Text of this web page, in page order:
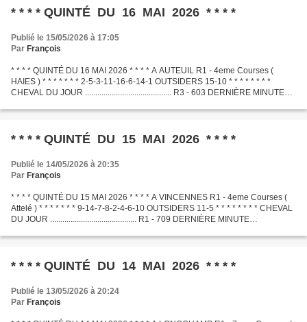
* * * * QUINTÉ DU 16 MAI 2026 * * * *
Publié le 15/05/2026 à 17:05
Par François
* * * * QUINTÉ DU 16 MAI 2026 * * * * A AUTEUIL R1 - 4eme Courses (
HAIES ) * * * * * * * 2-5-3-11-16-6-14-1 OUTSIDERS 15-10 * * * * * * * *
CHEVAL DU JOUR .......................................... R3 - 603 DERNIÈRE MINUTE
* * * * QUINTÉ DU 15 MAI 2026 * * * *
Publié le 14/05/2026 à 20:35
Par François
* * * * QUINTÉ DU 15 MAI 2026 * * * * A VINCENNES R1 - 4eme Courses (
Attelé ) * * * * * * * 9-14-7-8-2-4-6-10 OUTSIDERS 11-5 * * * * * * * * CHEVAL
DU JOUR .......................................... R1 - 709 DERNIÈRE MINUTE
* * * * QUINTÉ DU 14 MAI 2026 * * * *
Publié le 13/05/2026 à 20:24
Par François